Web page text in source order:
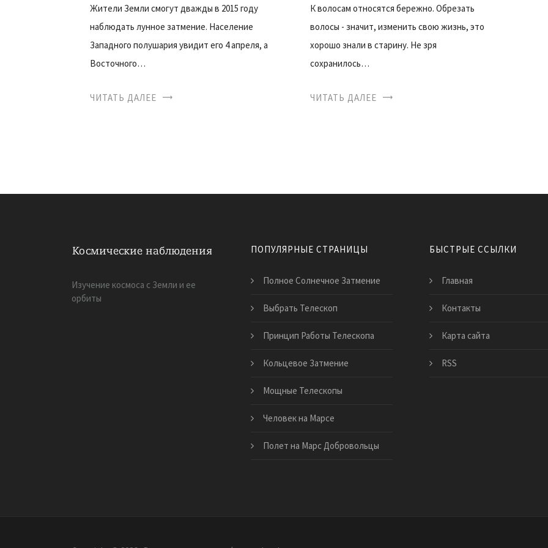
Жители Земли смогут дважды в 2015 году
наблюдать лунное затмение. Население
Западного полушария увидит его 4 апреля, а
Восточного…
ЧИТАТЬ ДАЛЕЕ
К волосам относятся бережно. Обрезать
волосы - значит, изменить свою жизнь, это
хорошо знали в старину. Не зря
сохранилось…
ЧИТАТЬ ДАЛЕЕ
Изучение космоса с Земли и ее
орбиты
ПОПУЛЯРНЫЕ СТРАНИЦЫ
Полное Солнечное Затмение
Выбрать Телескоп
Принцип Работы Телескопа
Кольцевое Затмение
Мощные Телескопы
Человек на Марсе
Полет на Марс Добровольцы
БЫСТРЫЕ ССЫЛКИ
Главная
Контакты
Карта сайта
RSS